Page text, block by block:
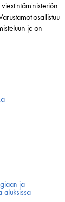
osallistuu
ja on
ja
aluksissa